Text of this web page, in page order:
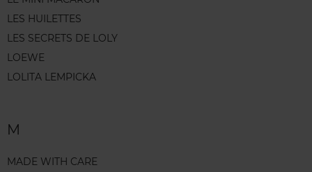
LES HUILETTES
LES SECRETS DE LOLY
LOEWE
LOLITA LEMPICKA
M
MADE WITH CARE